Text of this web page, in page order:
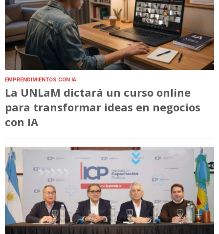
EMPRENDIMIENTOS CON IA
La UNLaM dictará un curso online
para transformar ideas en negocios
con IA